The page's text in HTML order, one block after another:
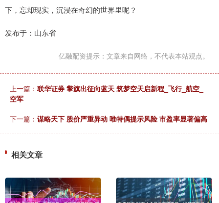
下，忘却现实，沉浸在奇幻的世界里呢？
发布于：山东省
亿融配资提示：文章来自网络，不代表本站观点。
上一篇： 联华证券 擎旗出征向蓝天 筑梦空天启新程_飞行_航空_
空军
下一篇： 谋略天下 股价严重异动 唯特偶提示风险 市盈率显著偏高
相关文章